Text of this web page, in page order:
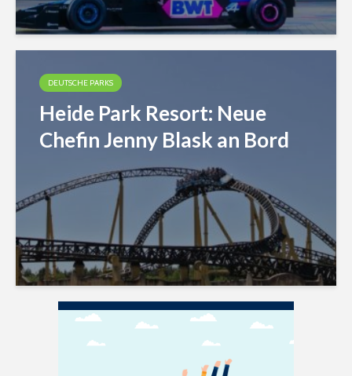
DEUTSCHE PARKS
Heide Park Resort: Neue
Chefin Jenny Blask an Bord